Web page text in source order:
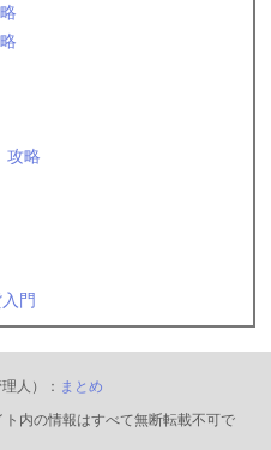
攻略
門
人）： まとめ
内の情報はすべて無断転載不可で